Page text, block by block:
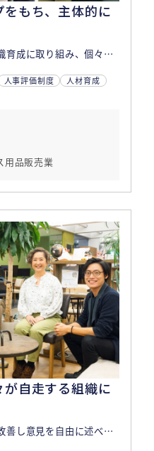
もち、主体的に
、個々のオーナーシップが向上。
人事評価制度
人材育成
用品販売業
自走する組織に
由に述べ、尊重し合う姿勢が醸成。